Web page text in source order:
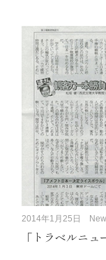
2014年1月25日
「トラベルニ